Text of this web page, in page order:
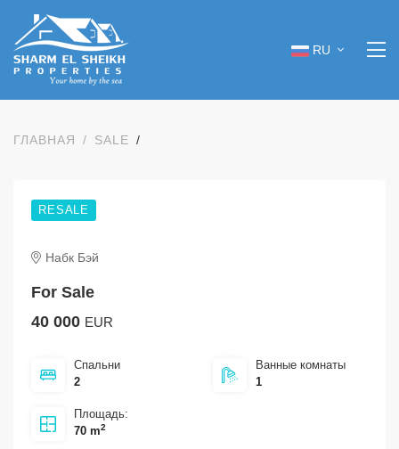
RU
ГЛАВНАЯ SALE
RESALE
Набк Бэй
For Sale
40 000 EUR
Спальни
2
Ванные комнаты
1
Площадь:
70 m2